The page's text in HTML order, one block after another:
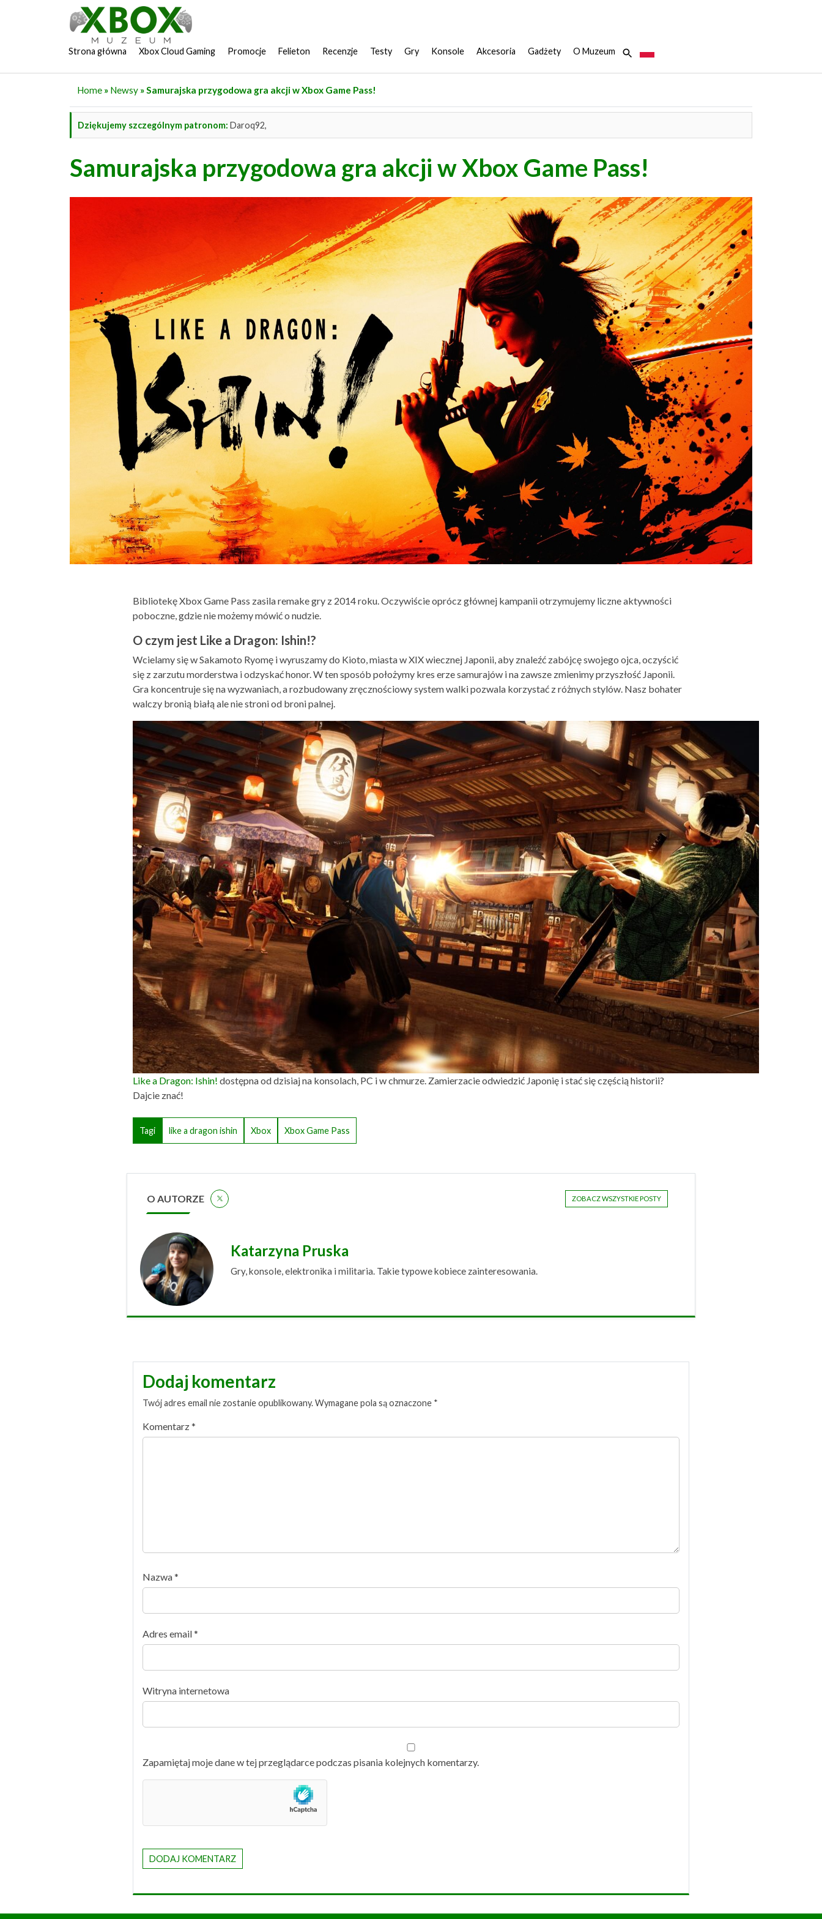
Strona główna Xbox Cloud Gaming Promocje Felieton Recenzje Testy Gry Konsole Akcesoria Gadżety O Muzeum
Home » Newsy » Samurajska przygodowa gra akcji w Xbox Game Pass!
Dziękujemy szczególnym patronom: Daroq92,
Samurajska przygodowa gra akcji w Xbox Game Pass!
Bibliotekę Xbox Game Pass zasila remake gry z 2014 roku. Oczywiście oprócz głównej kampanii otrzymujemy liczne aktywności
poboczne, gdzie nie możemy mówić o nudzie.
O czym jest Like a Dragon: Ishin!?
Wcielamy się w Sakamoto Ryomę i wyruszamy do Kioto, miasta w XIX wiecznej Japonii, aby znaleźć zabójcę swojego ojca, oczyścić
się z zarzutu morderstwa i odzyskać honor. W ten sposób położymy kres erze samurajów i na zawsze zmienimy przyszłość Japonii.
Gra koncentruje się na wyzwaniach, a rozbudowany zręcznościowy system walki pozwala korzystać z różnych stylów. Nasz bohater
walczy bronią białą ale nie stroni od broni palnej.
Like a Dragon: Ishin! dostępna od dzisiaj na konsolach, PC i w chmurze. Zamierzacie odwiedzić Japonię i stać się częścią historii?
Dajcie znać!
Tagi like a dragon ishin Xbox Xbox Game Pass
O AUTORZE ZOBACZ WSZYSTKIE POSTY
Katarzyna Pruska
Gry, konsole, elektronika i militaria. Takie typowe kobiece zainteresowania.
Dodaj komentarz
Twój adres email nie zostanie opublikowany.Wymagane pola są oznaczone *
Komentarz*
Nazwa*
Adres email*
Witryna internetowa
Zapamiętaj moje dane w tej przeglądarce podczas pisania kolejnych komentarzy.